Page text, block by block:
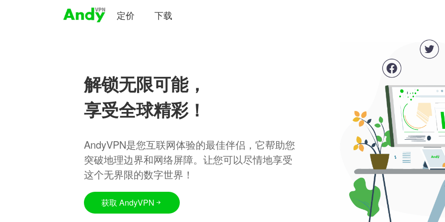
定价 下载
解锁无限可能，
享受全球精彩！
AndyVPN是您互联网体验的最佳伴侣，它帮助您
突破地理边界和网络屏障。让您可以尽情地享受
这个无界限的数字世界！
获取 AndyVPN